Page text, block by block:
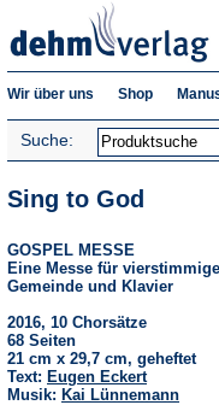
Wir über uns Shop
Suche:
Sing to God
GOSPEL MESSE
Eine Messe für
Gemeinde und Klavier
2016, 10 Chorsätze
68 Seiten
21 cm x 29,7 cm, geheftet
Text: Eugen Eckert
Musik: Kai Lünnemann